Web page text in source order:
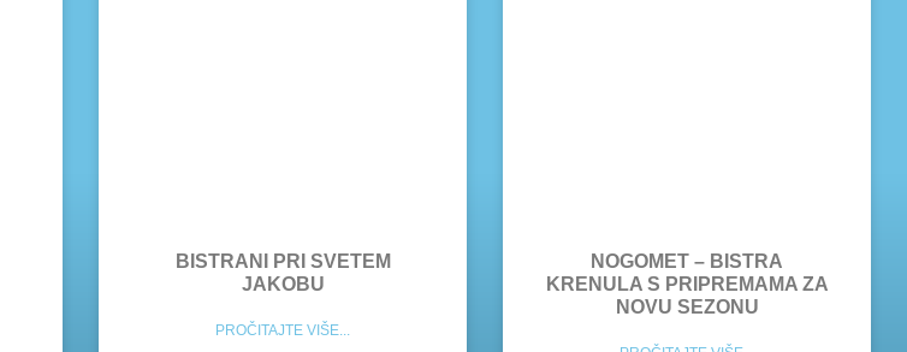
BISTRANI PRI SVETEM
JAKOBU
PROČITAJTE VIŠE...
NOGOMET – BISTRA
KRENULA S PRIPREMAMA ZA
NOVU SEZONU